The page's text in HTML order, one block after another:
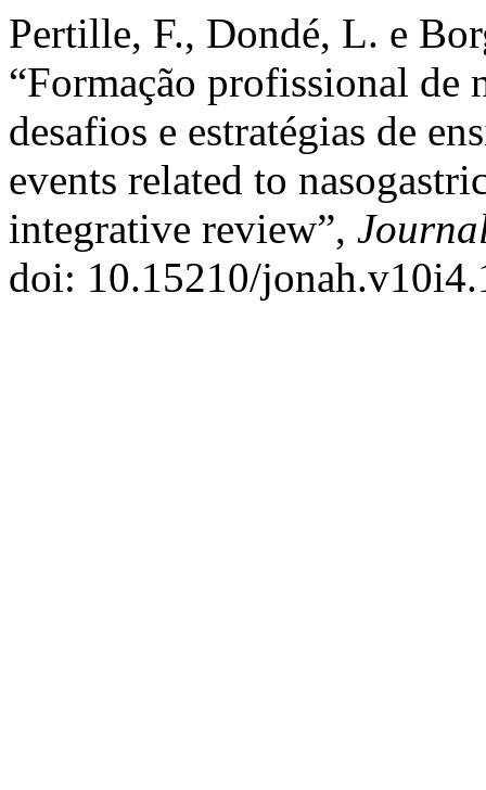
Pertille, F., Dondé, L. e
“Formação profissional de
desafios e estratégias de
events related to
integrative review”,
doi: 10.15210/